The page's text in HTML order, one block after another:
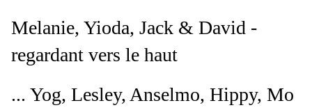
Melanie, Yioda, Jack & David -
regardant vers le haut
... Yog, Lesley, Anselmo, Hippy, Mo